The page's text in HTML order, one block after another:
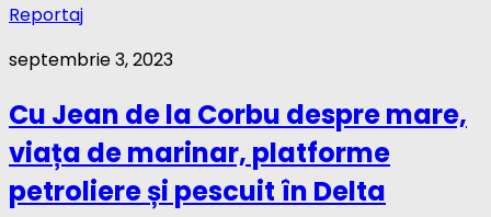
Reportaj
septembrie 3, 2023
Cu Jean de la Corbu despre mare,
viața de marinar, platforme
petroliere și pescuit în Delta